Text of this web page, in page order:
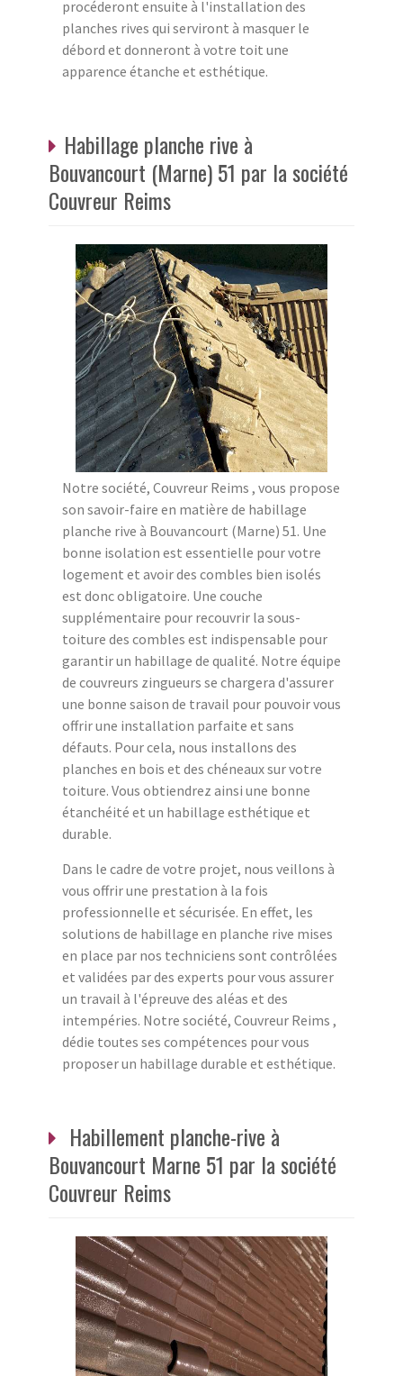
procéderont ensuite à l'installation des
planches rives qui serviront à masquer le
débord et donneront à votre toit une
apparence étanche et esthétique.
Habillage planche rive à
Bouvancourt (Marne) 51 par la société
Couvreur Reims
Notre société, Couvreur Reims , vous propose
son savoir-faire en matière de habillage
planche rive à Bouvancourt (Marne) 51. Une
bonne isolation est essentielle pour votre
logement et avoir des combles bien isolés
est donc obligatoire. Une couche
supplémentaire pour recouvrir la sous-
toiture des combles est indispensable pour
garantir un habillage de qualité. Notre équipe
de couvreurs zingueurs se chargera d'assurer
une bonne saison de travail pour pouvoir vous
offrir une installation parfaite et sans
défauts. Pour cela, nous installons des
planches en bois et des chéneaux sur votre
toiture. Vous obtiendrez ainsi une bonne
étanchéité et un habillage esthétique et
durable.
Dans le cadre de votre projet, nous veillons à
vous offrir une prestation à la fois
professionnelle et sécurisée. En effet, les
solutions de habillage en planche rive mises
en place par nos techniciens sont contrôlées
et validées par des experts pour vous assurer
un travail à l'épreuve des aléas et des
intempéries. Notre société, Couvreur Reims ,
dédie toutes ses compétences pour vous
proposer un habillage durable et esthétique.
Habillement planche-rive à
Bouvancourt Marne 51 par la société
Couvreur Reims